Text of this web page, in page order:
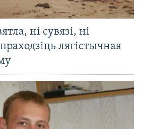
ні сувязі, ні
лягістычная